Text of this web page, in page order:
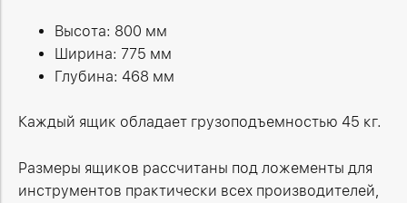
Высота: 800 мм
Ширина: 775 мм
Глубина: 468 мм
Каждый ящик обладает грузоподъемностью 45 кг.
Размеры ящиков рассчитаны под ложементы для
инструментов практически всех производителей,